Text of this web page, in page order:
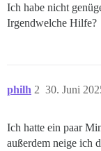
Ich habe nicht
Irgendwelche Hilfe?
philh 30. Juni
2
Ich hatte ein paar
außerdem neige ich